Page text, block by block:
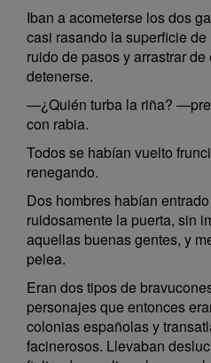
Iban a acometerse los dos
casi rasando la superficie
ruido de pasos y arrastrar
detenerse.
—¿Quién turba la riña?
con rabia.
Todos se habían vuelto
renegando.
Dos hombres habían
ruidosamente la puerta, sin
aquellas buenas gentes, y
pelea.
Eran dos tipos de
personajes que entonces
colonias españolas y
facinerosos. Llevaban